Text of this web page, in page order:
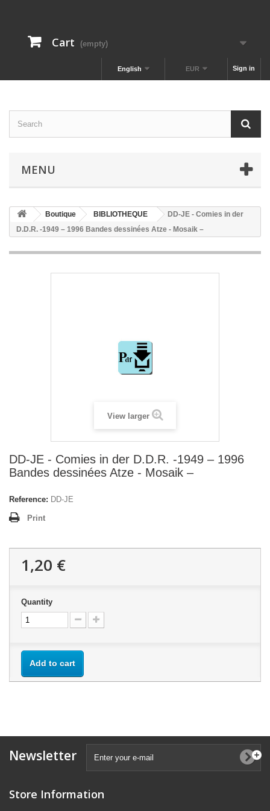
Cart (empty)
Sign in
EUR
English
MENU
Boutique BIBLIOTHEQUE
DD-JE - Comies in der
D.D.R. -1949 – 1996 Bandes dessinées Atze - Mosaik –
View larger
DD-JE - Comies in der D.D.R. -1949 – 1996
Bandes dessinées Atze - Mosaik –
Reference: DD-JE
Print
1,20 €
Quantity
Add to cart
Newsletter
Store Information